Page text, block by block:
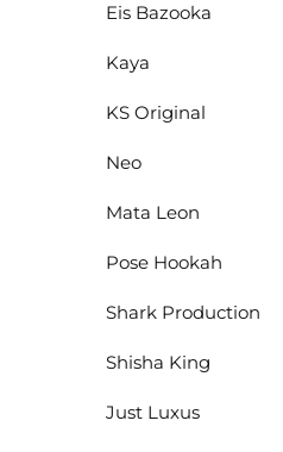
Eis Bazooka
Kaya
KS Original
Neo
Mata Leon
Pose Hookah
Shark Production
Shisha King
Just Luxus